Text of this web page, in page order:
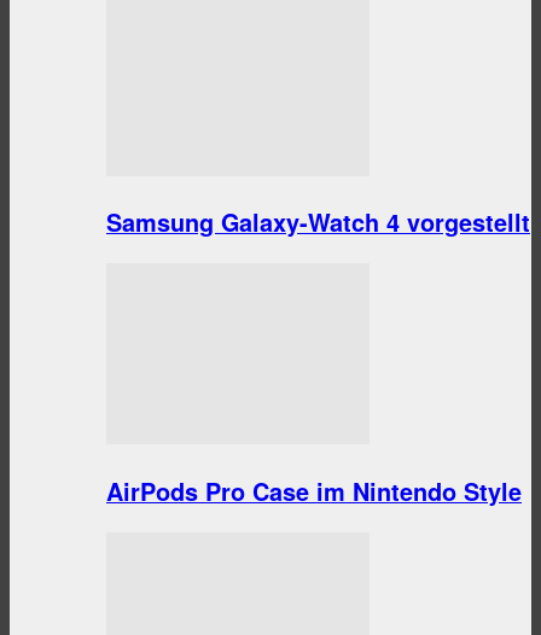
Samsung Galaxy-Watch 4 vorgestellt
AirPods Pro Case im Nintendo Style